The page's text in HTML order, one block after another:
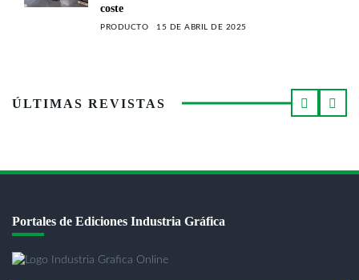
coste
PRODUCTO 15 DE ABRIL DE 2025
ÚLTIMAS REVISTAS
Portales de Ediciones Industria Gráfica